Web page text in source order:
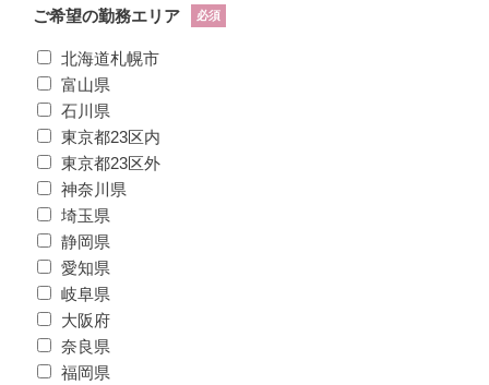
ご希望の勤務エリア 必須
北海道札幌市
富山県
石川県
東京都23区内
東京都23区外
神奈川県
埼玉県
静岡県
愛知県
岐阜県
大阪府
奈良県
福岡県